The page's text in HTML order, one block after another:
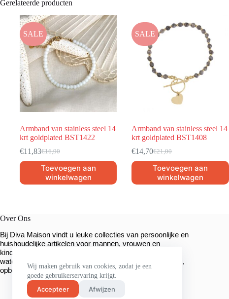
Wij maken gebruik van cookies, zodat je een
goede gebruikerservaring krijgt.
Accepteer Afwijzen
Gerelateerde producten
SALE
Armband van stainless steel 14
krt goldplated BST1422
€16,90
€11,83
Toevoegen aan
winkelwagen
SALE
Armband van stainless steel 14
krt goldplated BST1408
€21,00
€14,70
Toevoegen aan
winkelwagen
Over Ons
Bij Diva Maison vindt u leuke collecties van persoonlijke en
huishoudelijke artikelen voor mannen, vrouwen en
kinderen. We hebben een breed assortiment sieraden,
waterflessen, mokken, unieke sleutelhangers, organizers,
opbergmanden en veel meer